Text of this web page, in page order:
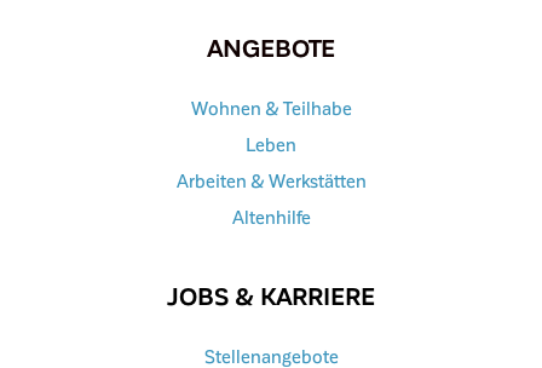
ANGEBOTE
Wohnen & Teilhabe
Leben
Arbeiten & Werkstätten
Altenhilfe
JOBS & KARRIERE
Stellenangebote